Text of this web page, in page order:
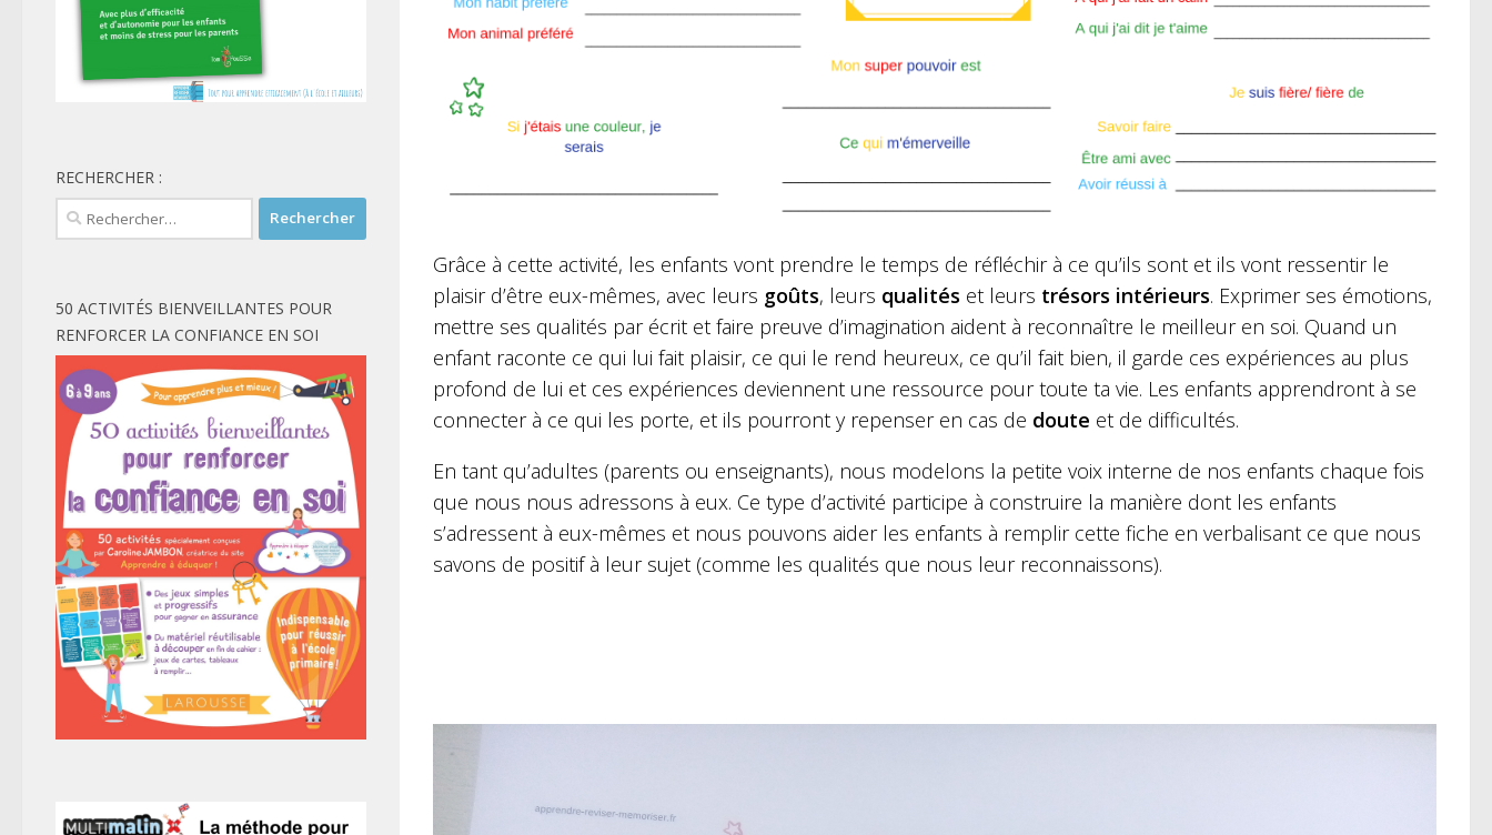
Grâce à cette activité, les enfants vont prendre le temps de réfléchir à ce qu’ils sont et ils vont ressentir le
plaisir d’être eux-mêmes, avec leurs goûts, leurs qualités et leurs trésors intérieurs. Exprimer ses émotions,
mettre ses qualités par écrit et faire preuve d’imagination aident à reconnaître le meilleur en soi. Quand un
enfant raconte ce qui lui fait plaisir, ce qui le rend heureux, ce qu’il fait bien, il garde ces expériences au plus
profond de lui et ces expériences deviennent une ressource pour toute ta vie. Les enfants apprendront à se
connecter à ce qui les porte, et ils pourront y repenser en cas de doute et de difficultés.
En tant qu’adultes (parents ou enseignants), nous modelons la petite voix interne de nos enfants chaque fois
que nous nous adressons à eux. Ce type d’activité participe à construire la manière dont les enfants
s’adressent à eux-mêmes et nous pouvons aider les enfants à remplir cette fiche en verbalisant ce que nous
savons de positif à leur sujet (comme les qualités que nous leur reconnaissons).
RECHERCHER :
Rechercher :
50 ACTIVITÉS BIENVEILLANTES POUR
RENFORCER LA CONFIANCE EN SOI